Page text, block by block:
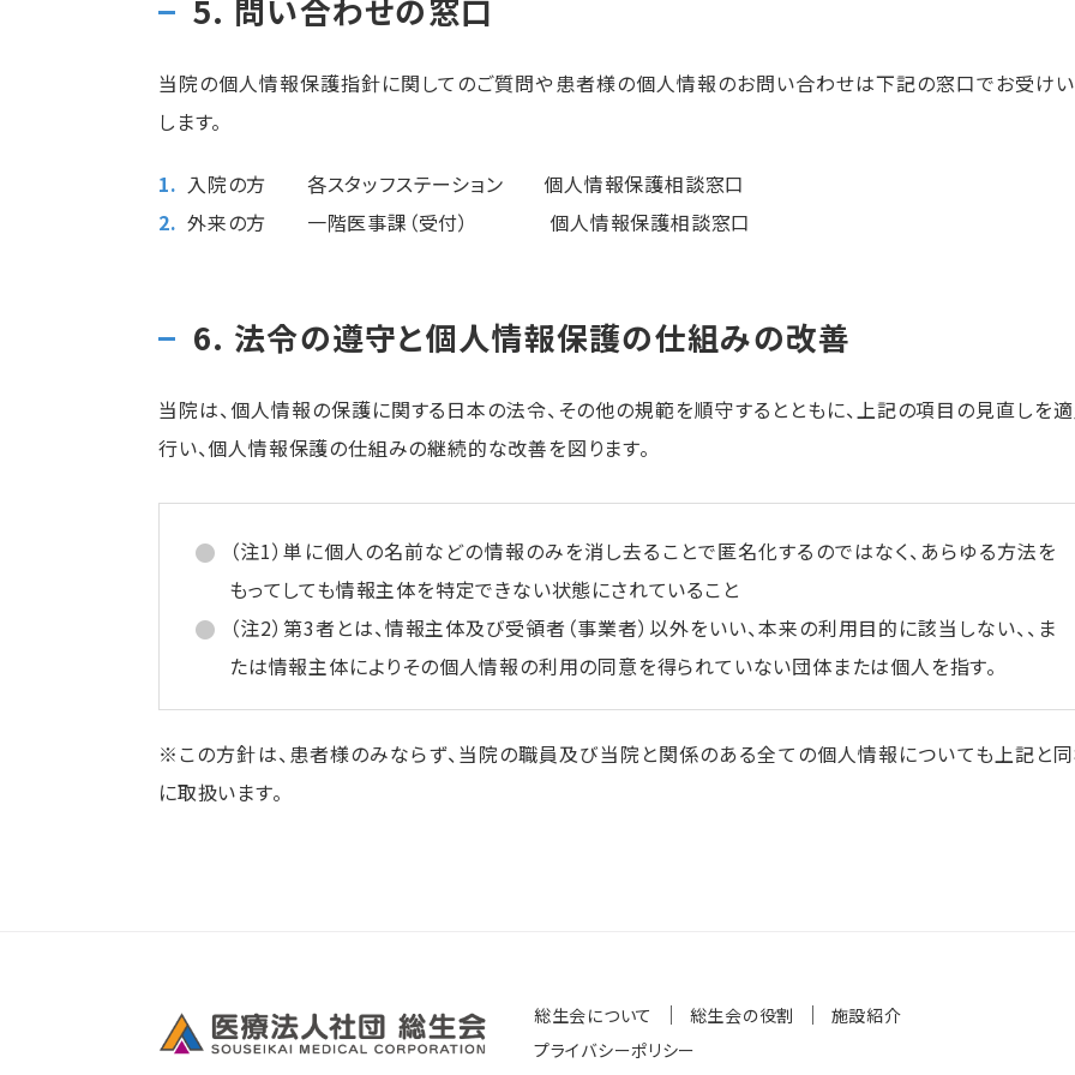
5. 問い合わせの窓口
当院の個人情報保護指針に関してのご質問や患者様の個人情報のお問い合わせは下記の窓口でお受け
します。
入院の方 各スタッフステーション 個人情報保護相談窓口
外来の方 一階医事課（受付） 個人情報保護相談窓口
6. 法令の遵守と個人情報保護の仕組みの改善
当院は、個人情報の保護に関する日本の法令、その他の規範を順守するとともに、上記の項目の見直しを
行い、個人情報保護の仕組みの継続的な改善を図ります。
（注1）単に個人の名前などの情報のみを消し去ることで匿名化するのではなく、あらゆる方法を
もってしても情報主体を特定できない状態にされていること
（注2）第3者とは、情報主体及び受領者（事業者）以外をいい、本来の利用目的に該当しない、、ま
たは情報主体によりその個人情報の利用の同意を得られていない団体または個人を指す。
※この方針は、患者様のみならず、当院の職員及び当院と関係のある全ての個人情報についても上記と
に取扱います。
総生会について 総生会の役割
施設紹介
プライバシーポリシー